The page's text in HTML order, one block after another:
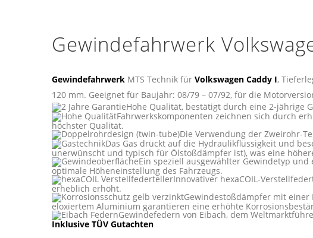
Gewindefahrwerk
Gewindefahrwerk MTS Technik für Volkswagen Caddy I,
120 mm. Geeignet für Baujahr: 08/79 – 07/92, für die
Hohe Qualität, bestätigt durch eine 2-jährige
Fahrwerkskomponenten zeichnen sich durch
höchster Qualität.
Die Verwendung der Zweirohr-
Das Gas drückt auf die Hydraulikflüssigkeit und
unerwünscht und typisch für Ölstoßdämpfer ist), was eine
Ein speziell ausgewählter Gewindetyp
optimale Höheneinstellung des Fahrzeugs.
Innovativer hexaCOIL-
erheblich erhöht.
Gewindestoßdämpfer mit einer
eloxiertem Aluminium garantieren eine erhöhte
Gewindefedern von Eibach, dem
Inklusive TÜV Gutachten